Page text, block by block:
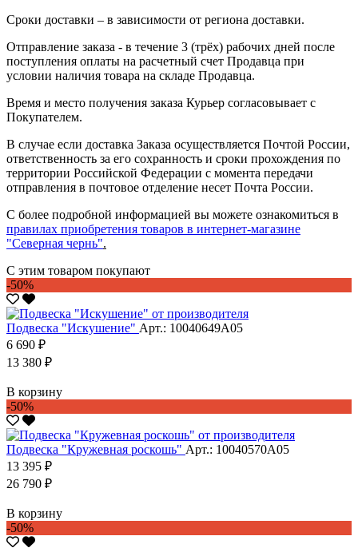
Сроки доставки – в зависимости от региона доставки.
Отправление заказа - в течение 3 (трёх) рабочих дней после
поступления оплаты на расчетный счет Продавца при
условии наличия товара на складе Продавца.
Время и место получения заказа Курьер согласовывает с
Покупателем.
В случае если доставка Заказа осуществляется Почтой России,
ответственность за его сохранность и сроки прохождения по
территории Российской Федерации с момента передачи
отправления в почтовое отделение несет Почта России.
С более подробной информацией вы можете ознакомиться в
правилах приобретения товаров в интернет-магазине
"Северная чернь".
С этим товаром покупают
-50%
Подвеска "Искушение" Арт.: 10040649А05
6 690 ₽
13 380 ₽
В корзину
-50%
Подвеска "Кружевная роскошь" Арт.: 10040570А05
13 395 ₽
26 790 ₽
В корзину
-50%